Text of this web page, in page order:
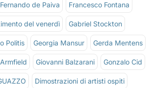
Fernando de Paiva Francesco Fontana
del venerdì Gabriel Stockton
Politis Georgia Mansur Gerda Mentens
Giovanni Balzarani Gonzalo Cid
Dimostrazioni di artisti ospiti